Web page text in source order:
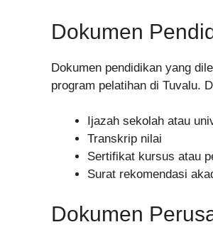
Dokumen
Dokumen pendidikan yang
program pelatihan di Tuvalu.
Ijazah sekolah atau
Transkrip nilai
Sertifikat kursus atau
Surat rekomendasi
Dokumen